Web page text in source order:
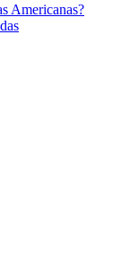
Americanas?